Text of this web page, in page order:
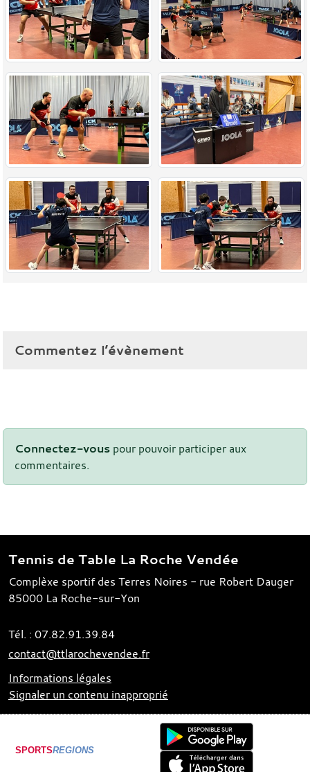
Commentez l’évènement
Connectez-vous pour pouvoir participer aux
commentaires.
Tennis de Table La Roche Vendée
Complèxe sportif des Terres Noires - rue Robert Dauger
85000 La Roche-sur-Yon
Tél. : 07.82.91.39.84
contact@ttlarochevendee.fr
Informations légales
Signaler un contenu inapproprié
SPORTSREGIONS